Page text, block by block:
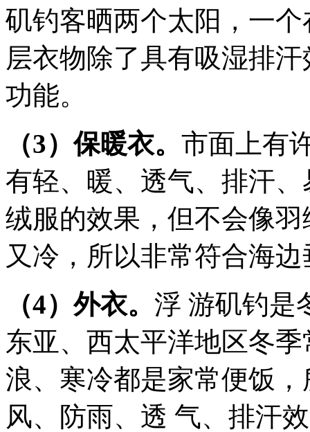
矶钓客晒两个太阳，一
层衣物除了具有吸湿排
功能。
（3）保暖衣。 市面上有
有轻、暖、透气、排汗
绒服的效果，但不会像
又冷，所以非常符合海
（4）外衣。 浮 游矶钓是
东亚、西太平洋地区冬
浪、寒冷都是家常便饭
风、防雨、透 气、排汗